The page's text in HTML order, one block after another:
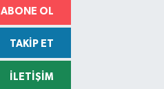
ABONE OL
TAKIP ET
İLETIŞIM